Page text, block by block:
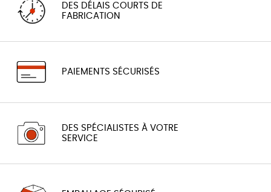
DES DÉLAIS COURTS DE
FABRICATION
PAIEMENTS SÉCURISÉS
DES SPÉCIALISTES À VOTRE
SERVICE